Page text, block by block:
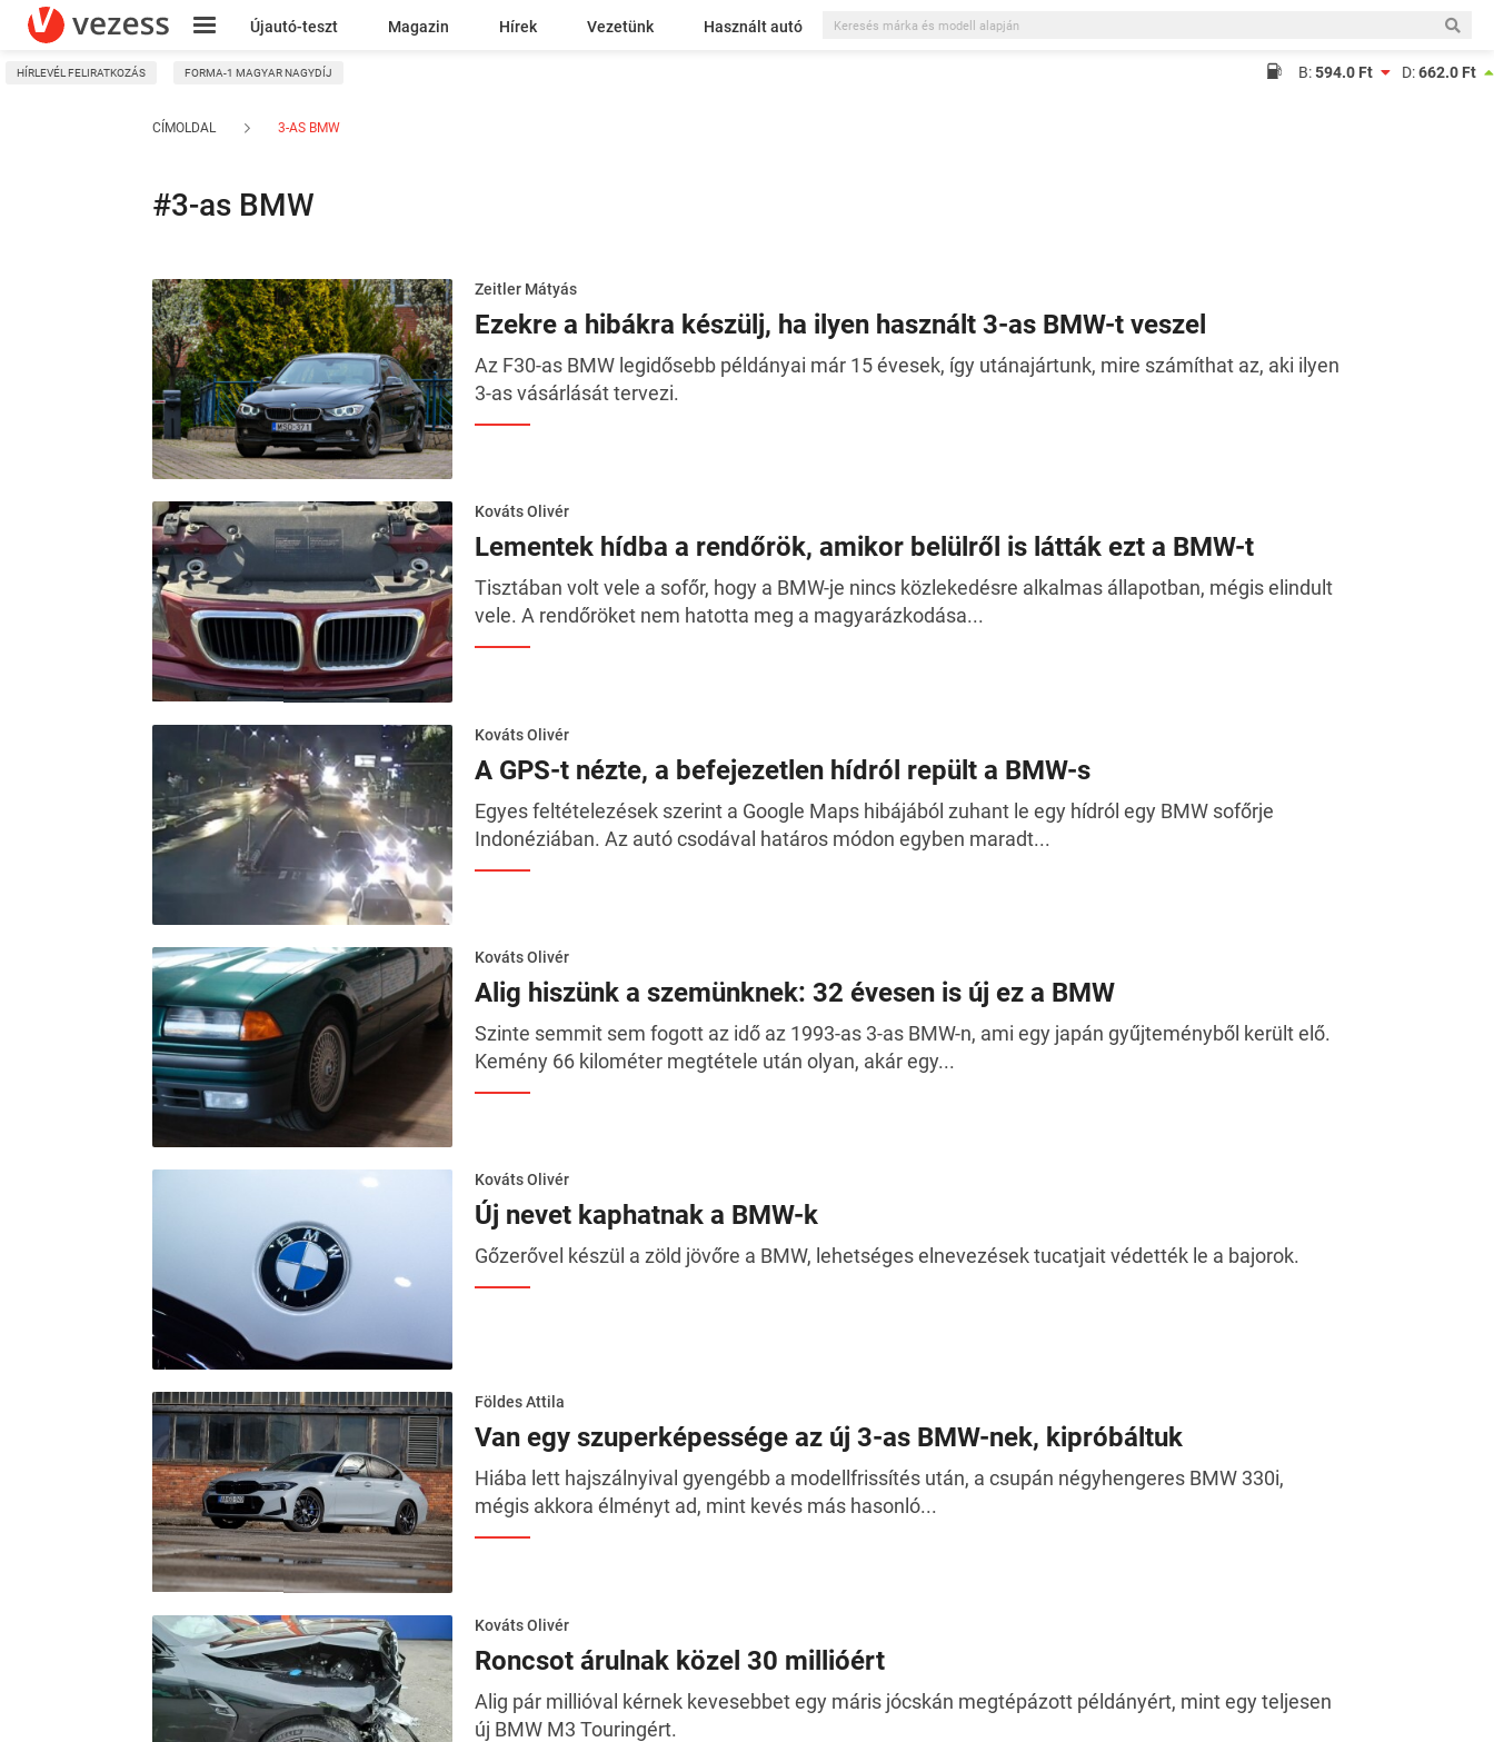
Újautó-teszt Magazin Hírek Vezetünk Használt autó
Kresz
HÍRLEVÉL FELIRATKOZÁS FORMA-1 MAGYAR NAGYDÍJ B:594.0 Ft D:662.0 Ft
CÍMOLDAL 3-AS BMW
#3-as BMW
Zeitler Mátyás
Ezekre a hibákra készülj, ha ilyen használt 3-as BMW-t veszel
Az F30-as BMW legidősebb példányai már 15 évesek, így utánajártunk, mire számíthat az, aki ilyen
3-as vásárlását tervezi.
Kováts Olivér
Lementek hídba a rendőrök, amikor belülről is látták ezt a BMW-t
Tisztában volt vele a sofőr, hogy a BMW-je nincs közlekedésre alkalmas állapotban, mégis elindult
vele. A rendőröket nem hatotta meg a magyarázkodása...
Kováts Olivér
A GPS-t nézte, a befejezetlen hídról repült a BMW-s
Egyes feltételezések szerint a Google Maps hibájából zuhant le egy hídról egy BMW sofőrje
Indonéziában. Az autó csodával határos módon egyben maradt...
Kováts Olivér
Alig hiszünk a szemünknek: 32 évesen is új ez a BMW
Szinte semmit sem fogott az idő az 1993-as 3-as BMW-n, ami egy japán gyűjteményből került elő.
Kemény 66 kilométer megtétele után olyan, akár egy...
Kováts Olivér
Új nevet kaphatnak a BMW-k
Gőzerővel készül a zöld jövőre a BMW, lehetséges elnevezések tucatjait védették le a bajorok.
Földes Attila
Van egy szuperképessége az új 3-as BMW-nek, kipróbáltuk
Hiába lett hajszálnyival gyengébb a modellfrissítés után, a csupán négyhengeres BMW 330i,
mégis akkora élményt ad, mint kevés más hasonló...
Kováts Olivér
Roncsot árulnak közel 30 millióért
Alig pár millióval kérnek kevesebbet egy máris jócskán megtépázott példányért, mint egy teljesen
új BMW M3 Touringért.